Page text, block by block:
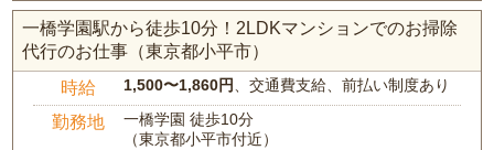
一橋学園駅から徒歩10分！2LDKマンションでのお掃除
代行のお仕事（東京都小平市）
時給 1,500〜1,860円 、交通費支給、前払い制度あり
勤務地
一橋学園 徒歩10分
（東京都小平市付近）